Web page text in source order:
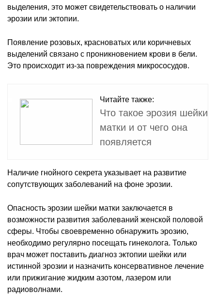
выделения, это может свидетельствовать о наличии
эрозии или эктопии.
Появление розовых, красноватых или коричневых
выделений связано с проникновением крови в бели.
Это происходит из-за повреждения микрососудов.
Читайте также:
Что такое эрозия шейки
матки и от чего она
появляется
Наличие гнойного секрета указывает на развитие
сопутствующих заболеваний на фоне эрозии.
Опасность эрозии шейки матки заключается в
возможности развития заболеваний женской половой
сферы. Чтобы своевременно обнаружить эрозию,
необходимо регулярно посещать гинеколога. Только
врач может поставить диагноз эктопии шейки или
истинной эрозии и назначить консервативное лечение
или прижигание жидким азотом, лазером или
радиоволнами.